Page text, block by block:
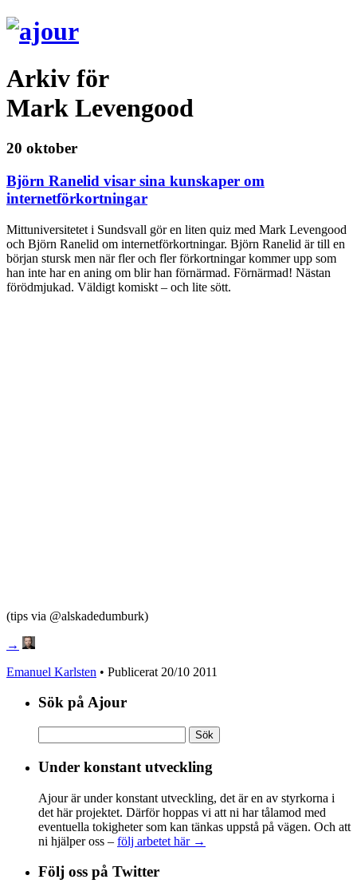
Arkiv för
Mark Levengood
20 oktober
Björn Ranelid visar sina kunskaper om
internetförkortningar
Mittuniversitetet i Sundsvall gör en liten quiz med Mark Levengood
och Björn Ranelid om internetförkortningar. Björn Ranelid är till en
början stursk men när fler och fler förkortningar kommer upp som
han inte har en aning om blir han förnärmad. Förnärmad! Nästan
förödmjukad. Väldigt komiskt – och lite sött.
(tips via @alskadedumburk)
→
Emanuel Karlsten • Publicerat 20/10 2011
Sök på Ajour
efter:
Under konstant utveckling
Ajour är under konstant utveckling, det är en av styrkorna i
det här projektet. Därför hoppas vi att ni har tålamod med
eventuella tokigheter som kan tänkas uppstå på vägen. Och att
ni hjälper oss – följ arbetet här →
Följ oss på Twitter